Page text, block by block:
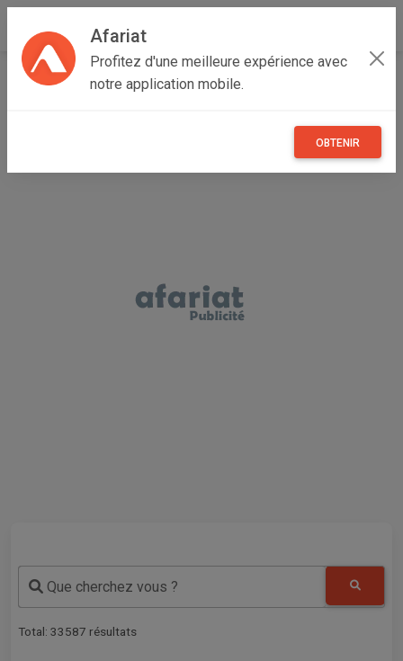
Afariat
Profitez d'une meilleure expérience avec
notre application mobile.
OBTENIR
Accueil Recherche Véhicules
Que cherchez vous ?
Total: 33587 résultats